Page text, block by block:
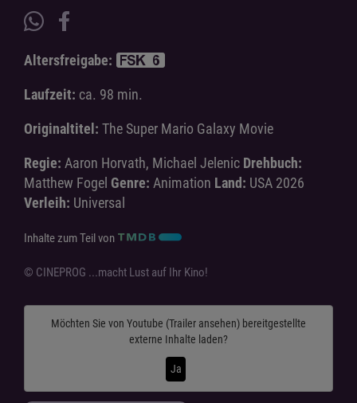
Altersfreigabe:
Laufzeit: ca. 98 min.
Originaltitel: The Super Mario Galaxy Movie
Regie: Aaron Horvath, Michael Jelenic Drehbuch:
Matthew Fogel Genre: Animation Land: USA 2026
Verleih: Universal
Inhalte zum Teil von
© CINEPROG ...macht Lust auf Ihr Kino!
Möchten Sie von Youtube (Trailer ansehen) bereitgestellte
externe Inhalte laden?
Ja